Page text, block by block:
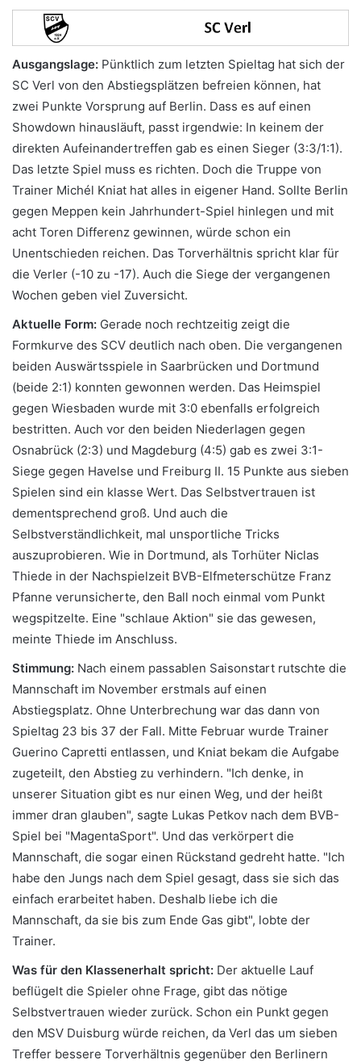
Ausgangslage: Pünktlich zum letzten Spieltag hat sich der
SC Verl von den Abstiegsplätzen befreien können, hat
zwei Punkte Vorsprung auf Berlin. Dass es auf einen
Showdown hinausläuft, passt irgendwie: In keinem der
direkten Aufeinandertreffen gab es einen Sieger (3:3/1:1).
Das letzte Spiel muss es richten. Doch die Truppe von
Trainer Michél Kniat hat alles in eigener Hand. Sollte Berlin
gegen Meppen kein Jahrhundert-Spiel hinlegen und mit
acht Toren Differenz gewinnen, würde schon ein
Unentschieden reichen. Das Torverhältnis spricht klar für
die Verler (-10 zu -17). Auch die Siege der vergangenen
Wochen geben viel Zuversicht.
Aktuelle Form: Gerade noch rechtzeitig zeigt die
Formkurve des SCV deutlich nach oben. Die vergangenen
beiden Auswärtsspiele in Saarbrücken und Dortmund
(beide 2:1) konnten gewonnen werden. Das Heimspiel
gegen Wiesbaden wurde mit 3:0 ebenfalls erfolgreich
bestritten. Auch vor den beiden Niederlagen gegen
Osnabrück (2:3) und Magdeburg (4:5) gab es zwei 3:1-
Siege gegen Havelse und Freiburg II. 15 Punkte aus sieben
Spielen sind ein klasse Wert. Das Selbstvertrauen ist
dementsprechend groß. Und auch die
Selbstverständlichkeit, mal unsportliche Tricks
auszuprobieren. Wie in Dortmund, als Torhüter Niclas
Thiede in der Nachspielzeit BVB-Elfmeterschütze Franz
Pfanne verunsicherte, den Ball noch einmal vom Punkt
wegspitzelte. Eine "schlaue Aktion" sie das gewesen,
meinte Thiede im Anschluss.
Stimmung: Nach einem passablen Saisonstart rutschte die
Mannschaft im November erstmals auf einen
Abstiegsplatz. Ohne Unterbrechung war das dann von
Spieltag 23 bis 37 der Fall. Mitte Februar wurde Trainer
Guerino Capretti entlassen, und Kniat bekam die Aufgabe
zugeteilt, den Abstieg zu verhindern. "Ich denke, in
unserer Situation gibt es nur einen Weg, und der heißt
immer dran glauben", sagte Lukas Petkov nach dem BVB-
Spiel bei "MagentaSport". Und das verkörpert die
Mannschaft, die sogar einen Rückstand gedreht hatte. "Ich
habe den Jungs nach dem Spiel gesagt, dass sie sich das
einfach erarbeitet haben. Deshalb liebe ich die
Mannschaft, da sie bis zum Ende Gas gibt", lobte der
Trainer.
Was für den Klassenerhalt spricht: Der aktuelle Lauf
beflügelt die Spieler ohne Frage, gibt das nötige
Selbstvertrauen wieder zurück. Schon ein Punkt gegen
den MSV Duisburg würde reichen, da Verl das um sieben
Treffer bessere Torverhältnis gegenüber den Berlinern